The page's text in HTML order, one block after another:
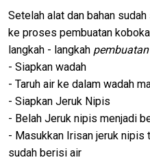
Setelah alat dan bahan
ke proses pembuatan
langkah - langkah
- Siapkan wadah
- Taruh air ke dalam wadah
- Siapkan Jeruk Nipis
- Belah Jeruk nipis menjadi
- Masukkan Irisan jeruk nipis
sudah berisi air